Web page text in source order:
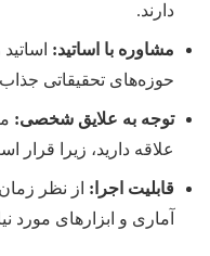
دارند.
مشاوره با اساتید:
حوزه‌های تحقیقاتی
توجه به علایق شخصی:
علاقه دارید، زیرا
قابلیت اجرا: از نظر
آماری و ابزارهای مورد